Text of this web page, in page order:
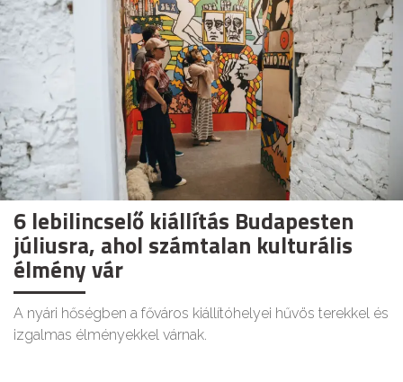
6 lebilincselő kiállítás Budapesten
júliusra, ahol számtalan kulturális
élmény vár
A nyári hőségben a főváros kiállítóhelyei hűvös terekkel és
izgalmas élményekkel várnak.